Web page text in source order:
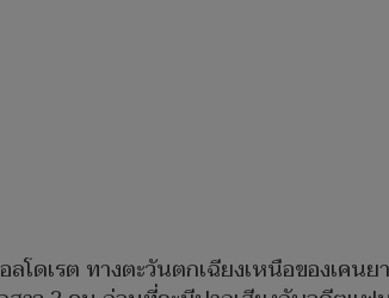
ลโดเรต ทางตะวันตกเฉียงเหนือของเค